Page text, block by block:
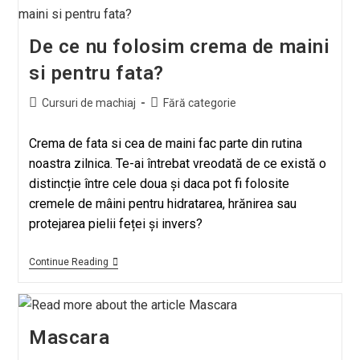
De ce nu folosim crema de maini
si pentru fata?
Cursuri de machiaj Fără categorie
Crema de fata si cea de maini fac parte din rutina
noastra zilnica. Te-ai întrebat vreodată de ce există o
distincție între cele doua și daca pot fi folosite
cremele de mâini pentru hidratarea, hrănirea sau
protejarea pielii feței și invers?
Continue Reading
Mascara